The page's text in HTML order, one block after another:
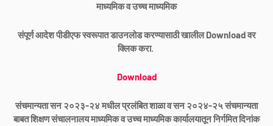
माध्यमिक व उच्च माध्यमिक
संपूर्ण आदेश पीडीएफ स्वरूपात डाउनलोड करण्यासाठी खालील Download वर
क्लिक करा.
Download
संचमान्यता सन २०२३-२४ मधील प्रलंबित शाळा व सन २०२४-२५ संचमान्यता
बाबत शिक्षण संचालनालय माध्यमिक व उच्च माध्यमिक कार्यालयातून निर्गमित दिनांक